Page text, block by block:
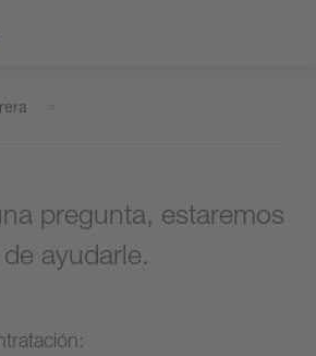
pregunta, estaremos
ayudarle.